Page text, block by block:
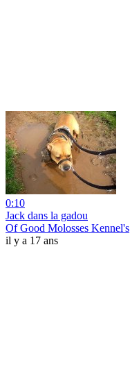
0:10
Jack dans la gadou
Of Good Molosses Kennel's
il y a 17 ans